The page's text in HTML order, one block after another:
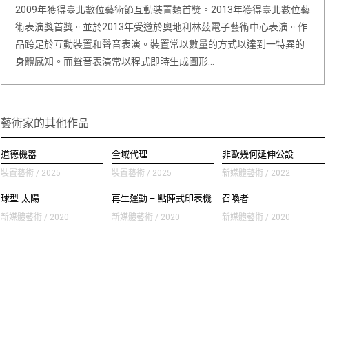
2009年獲得臺北數位藝術節互動裝置類首獎。2013年獲得臺北數位藝
術表演獎首獎。並於2013年受邀於奧地利林茲電子藝術中心表演。作
品跨足於互動裝置和聲音表演。裝置常以數量的方式以達到一特異的
身體感知。而聲音表演常以程式即時生成圖形…
藝術家的其他作品
道德機器
裝置藝術 / 2025
全域代理
裝置藝術 / 2025
非歐幾何延伸公設
新媒體藝術 / 2022
球型-太陽
新媒體藝術 / 2020
再生運動 – 點陣式印表機
新媒體藝術 / 2020
召喚者
新媒體藝術 / 2020